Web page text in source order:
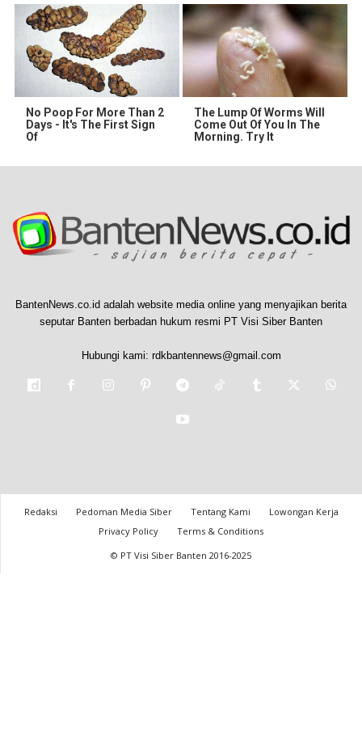
No Poop For More Than 2
Days - It's The First Sign
Of
The Lump Of Worms Will
Come Out Of You In The
Morning. Try It
BantenNews.co.id adalah website media online yang menyajikan berita
seputar Banten berbadan hukum resmi PT Visi Siber Banten
Hubungi kami: rdkbantennews@gmail.com
Redaksi Pedoman Media Siber Tentang Kami
Lowongan Kerja
Privacy Policy
Terms & Conditions
© PT Visi Siber Banten 2016-2025